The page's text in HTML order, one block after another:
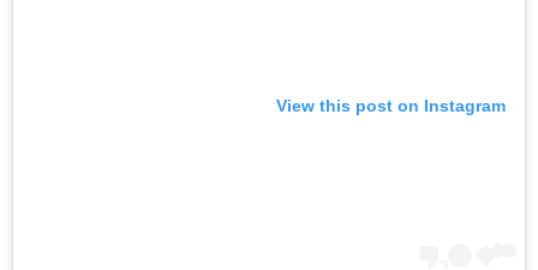
View this post on Instagram